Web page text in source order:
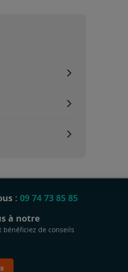
: 09 74 73 85 85
à notre
bénéficiez de conseils